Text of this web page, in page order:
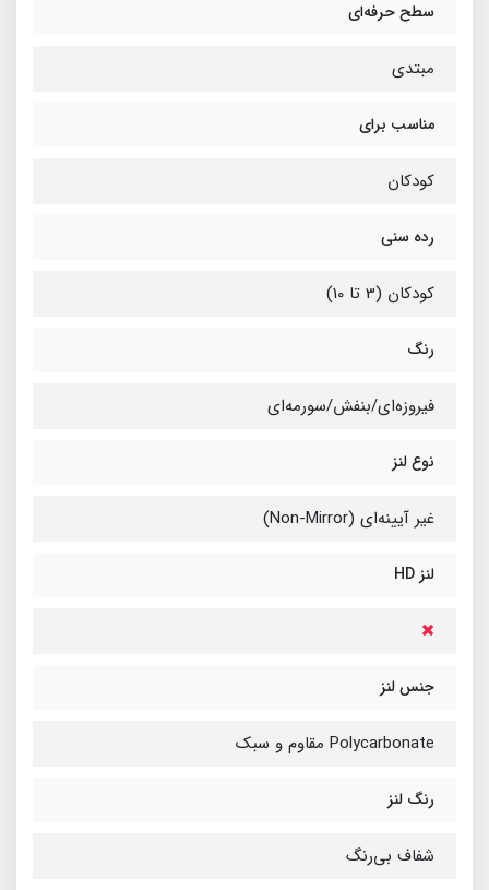
سطح حرفه‌ای
مبتدی
مناسب برای
کودکان
رده سنی
کودکان (3 تا 10)
رنگ
فیروزه‌ای/بنفش/سورمه‌ای
نوع لنز
غیر آیینه‌ای (Non-Mirror)
لنز HD
جنس لنز
Polycarbonate مقاوم و سبک
رنگ لنز
شفاف بی‌رنگ